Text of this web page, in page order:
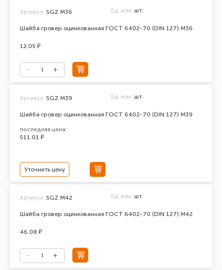
Шайба гровер оцинкованная ГОСТ 6402-70 (DIN 127) М36
Артикул: SGZ М36 Ед. изм. шт.
12.05 ₽
Шайба гровер оцинкованная ГОСТ 6402-70 (DIN 127) М39
Артикул: SGZ М39 Ед. изм. шт.
последняя цена:
511.01 ₽
Уточнить цену
Шайба гровер оцинкованная ГОСТ 6402-70 (DIN 127) М42
Артикул: SGZ М42 Ед. изм. шт.
46.08 ₽